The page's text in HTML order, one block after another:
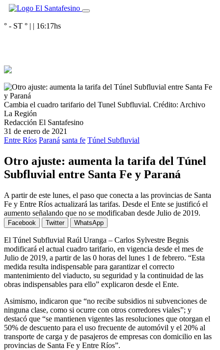
° - ST ° | | 16:17hs
Cambia el cuadro tarifario del Tunel Subfluvial. Crédito: Archivo
La Región
Redacción El Santafesino
31 de enero de 2021
Entre Ríos Paraná santa fe Túnel Subfluvial
Otro ajuste: aumenta la tarifa del Túnel
Subfluvial entre Santa Fe y Paraná
A partir de este lunes, el paso que conecta a las provincias de Santa
Fe y Entre Ríos actualizará las tarifas. Desde el Ente se justificó el
aumento señalando que no se modificaban desde Julio de 2019.
Facebook Twitter WhatsApp
El Túnel Subfluvial Raúl Uranga – Carlos Sylvestre Begnis
modificará el actual cuadro tarifario, en vigencia desde el mes de
Julio de 2019, a partir de las 0 horas del lunes 1 de febrero. “Esta
medida resulta indispensable para garantizar el correcto
mantenimiento del viaducto, su seguridad y la continuidad de las
obras indispensables para ello” explicaron desde el Ente.
Asimismo, indicaron que “no recibe subsidios ni subvenciones de
ninguna clase, como si ocurre con otros corredores viales”; y
destacó que “se mantienen vigentes las resoluciones que otorgan el
50% de descuento para el uso frecuente de automóvil y el 20% al
transporte de carga y de pasajeros de empresas con domicilio en las
provincias de Santa Fe y Entre Ríos”.